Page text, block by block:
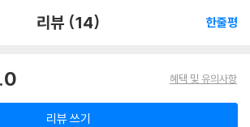
리뷰 (14) 한줄평
혜택 및 유의사항
리뷰 쓰기